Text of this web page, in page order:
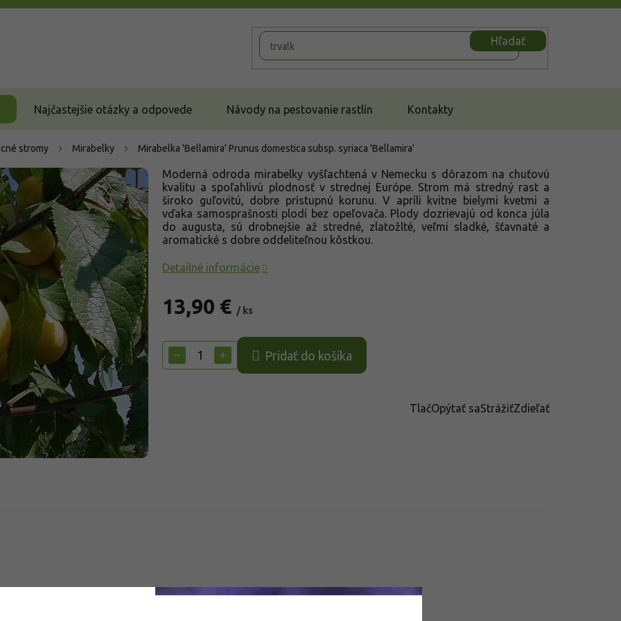
Hľadať
Najčastejšie otázky a odpovede Návody na pestovanie rastlín Kontakty
stromy Mirabelky Mirabelka 'Bellamira' Prunus domestica subsp. syriaca 'Bellamira'
13,90 € / ks
cena:
+
− Pridať do košíka
Moderná odroda mirabelky vyšľachtená v Nemecku s dôrazom na chuťovú
kvalitu a spoľahlivú plodnosť v strednej Európe. Strom má stredný rast a
široko guľovitú, dobre prístupnú korunu. V apríli kvitne bielymi kvetmi a
vďaka samosprašnosti plodí bez opeľovača. Plody dozrievajú od konca júla
do augusta, sú drobnejšie až stredné, zlatožlté, veľmi sladké, šťavnaté a
aromatické s dobre oddeliteľnou kôstkou.
Detailné informácie
TlačOpýtať saStrážiťZdieľať